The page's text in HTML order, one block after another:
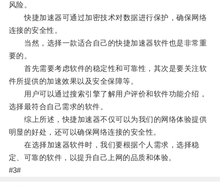
风险。
快捷加速器可通过加密技术对数据进行保护，确保网络
连接的安全性。
当然，选择一款适合自己的快捷加速器软件也是非常重
要的。
首先需要考虑软件的稳定性和可靠性，其次是要关注软
件所提供的加速效果以及安全保障等。
用户可以通过搜索引擎了解用户评价和软件功能介绍，
选择最符合自己需求的软件。
综上所述，快捷加速器不仅可以为我们的网络体验提供
明显的好处，还可以确保网络连接的安全性。
在选择加速器软件时，我们要根据个人需求，选择稳
定、可靠的软件，以提升自己上网的品质和体验。
#3#